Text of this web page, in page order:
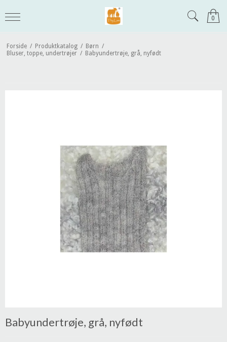
0
Forside / Produktkatalog / Børn /
Bluser, toppe, undertrøjer / Babyundertrøje, grå, nyfødt
Babyundertrøje, grå, nyfødt